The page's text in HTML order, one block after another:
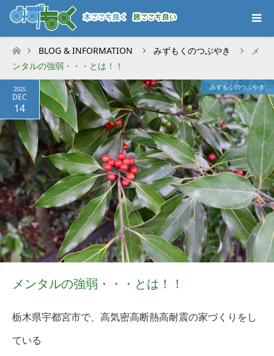
ホーム
BLOG & INFORMATION みずもくのつぶやき
メ
ンタルの強弱・・・とは！！
2025
DEC
14
みずもくのつぶやき
メンタルの強弱・・・とは！！
栃木県宇都宮市で、高気密高断熱高耐震の家づくりをし
ている